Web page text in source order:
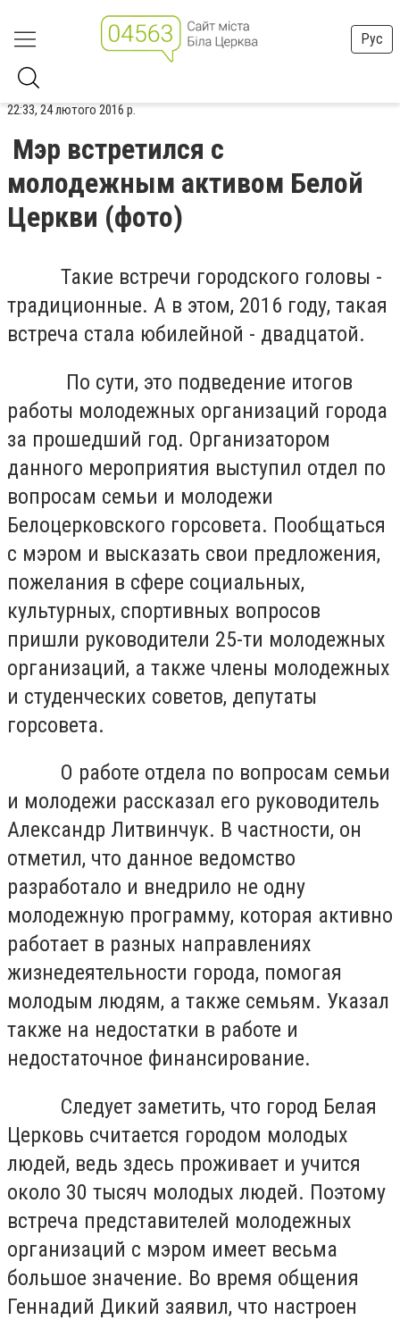
Рус
22:33, 24 лютого 2016 р.
Мэр встретился с
молодежным активом Белой
Церкви (фото)
Такие встречи городского головы -
традиционные. А в этом, 2016 году, такая
встреча стала юбилейной - двадцатой.
По сути, это подведение итогов
работы молодежных организаций города
за прошедший год. Организатором
данного мероприятия выступил отдел по
вопросам семьи и молодежи
Белоцерковского горсовета. Пообщаться
с мэром и высказать свои предложения,
пожелания в сфере социальных,
культурных, спортивных вопросов
пришли руководители 25-ти молодежных
организаций, а также члены молодежных
и студенческих советов, депутаты
горсовета.
О работе отдела по вопросам семьи
и молодежи рассказал его руководитель
Александр Литвинчук. В частности, он
отметил, что данное ведомство
разработало и внедрило не одну
молодежную программу, которая активно
работает в разных направлениях
жизнедеятельности города, помогая
молодым людям, а также семьям. Указал
также на недостатки в работе и
недостаточное финансирование.
Следует заметить, что город Белая
Церковь считается городом молодых
людей, ведь здесь проживает и учится
около 30 тысяч молодых людей. Поэтому
встреча представителей молодежных
организаций с мэром имеет весьма
большое значение. Во время общения
Геннадий Дикий заявил, что настроен